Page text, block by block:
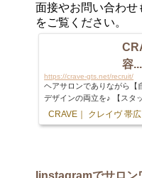
面接やお問い合わせ
をご覧ください。
容...
https://crave-gts.net/recruit/
ヘアサロンでありながら【
デザインの両立を♪ 【スタ
CRAVE｜ クレイヴ 帯
Iinstagramでサロン